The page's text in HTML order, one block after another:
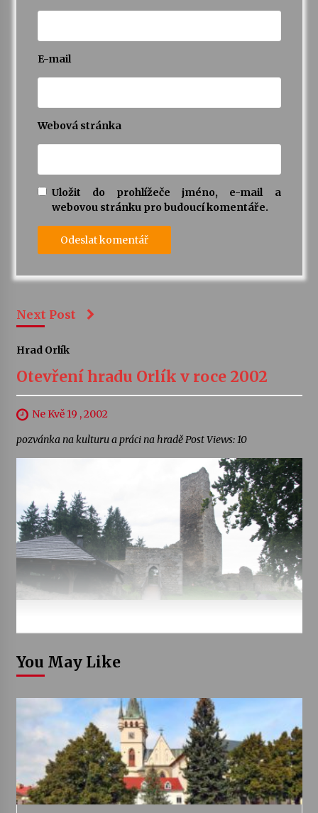
E-mail
Webová stránka
Uložit do prohlížeče jméno, e-mail a
webovou stránku pro budoucí komentáře.
Next Post
Hrad Orlík
Otevření hradu Orlík v roce 2002
Ne Kvě 19 , 2002
pozvánka na kulturu a práci na hradě Post Views: 10
You May Like